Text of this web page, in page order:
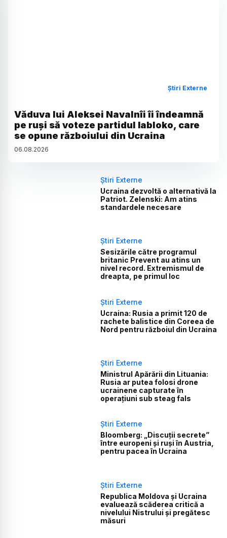
Știri Externe
Văduva lui Aleksei Navalnîi îi îndeamnă
pe ruși să voteze partidul Iabloko, care
se opune războiului din Ucraina
06.08.2026
Știri Externe
Ucraina dezvoltă o alternativă la
Patriot. Zelenski: Am atins
standardele necesare
Știri Externe
Sesizările către programul
britanic Prevent au atins un
nivel record. Extremismul de
dreapta, pe primul loc
Știri Externe
Ucraina: Rusia a primit 120 de
rachete balistice din Coreea de
Nord pentru războiul din Ucraina
Știri Externe
Ministrul Apărării din Lituania:
Rusia ar putea folosi drone
ucrainene capturate în
operațiuni sub steag fals
Știri Externe
Bloomberg: „Discuții secrete”
între europeni și ruși în Austria,
pentru pacea în Ucraina
Știri Externe
Republica Moldova și Ucraina
evaluează scăderea critică a
nivelului Nistrului și pregătesc
măsuri